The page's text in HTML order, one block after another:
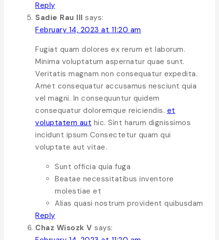
Reply
Sadie Rau III says:
February 14, 2023 at 11:20 am
Fugiat quam dolores ex rerum et laborum.
Minima voluptatum aspernatur quae sunt.
Veritatis magnam non consequatur expedita.
Amet consequatur accusamus nesciunt quia
vel magni. In consequuntur quidem
consequatur doloremque reiciendis. et
voluptatem aut hic. Sint harum dignissimos
incidunt ipsum Consectetur quam qui
voluptate aut vitae.
Sunt officia quia fuga
Beatae necessitatibus inventore
molestiae et
Alias quasi nostrum provident quibusdam
Reply
Chaz Wisozk V says: